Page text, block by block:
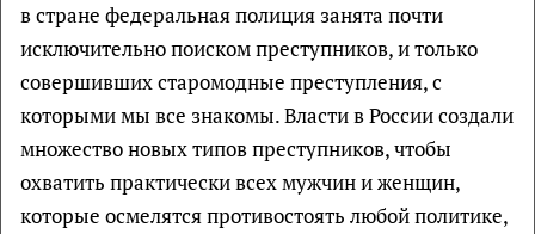
в стране федеральная полиция занята почти
исключительно поиском преступников, и только
совершивших старомодные преступления, с
которыми мы все знакомы. Власти в России создали
множество новых типов преступников, чтобы
охватить практически всех мужчин и женщин,
которые осмелятся противостоять любой политике,